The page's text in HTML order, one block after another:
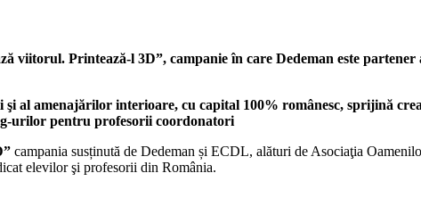
viitorul. Printează-l 3D”, campanie în care Dedeman este
al amenajărilor interioare, cu capital 100% românesc, sprijină
urilor pentru profesorii coordonatori
campania susținută de Dedeman și ECDL, alături de Asociaţia
elevilor şi profesorii din România.